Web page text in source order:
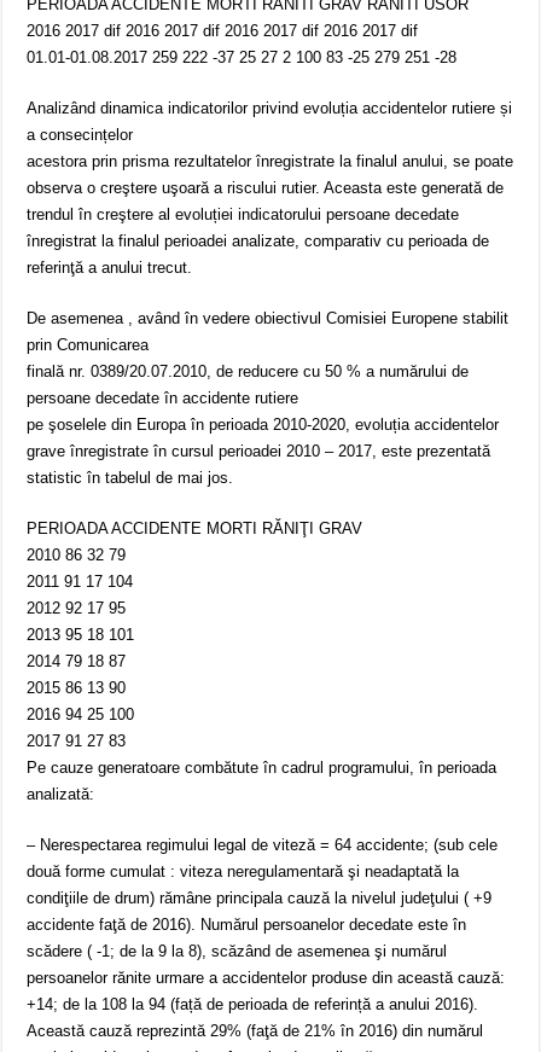
PERIOADA ACCIDENTE MORTI RANITI GRAV RANITI USOR
2016 2017 dif 2016 2017 dif 2016 2017 dif 2016 2017 dif
01.01-01.08.2017 259 222 -37 25 27 2 100 83 -25 279 251 -28
Analizând dinamica indicatorilor privind evoluția accidentelor rutiere și
a consecințelor
acestora prin prisma rezultatelor înregistrate la finalul anului, se poate
observa o creştere uşoară a riscului rutier. Aceasta este generată de
trendul în creştere al evoluției indicatorului persoane decedate
înregistrat la finalul perioadei analizate, comparativ cu perioada de
referinţă a anului trecut.
De asemenea , având în vedere obiectivul Comisiei Europene stabilit
prin Comunicarea
finală nr. 0389/20.07.2010, de reducere cu 50 % a numărului de
persoane decedate în accidente rutiere
pe şoselele din Europa în perioada 2010-2020, evoluția accidentelor
grave înregistrate în cursul perioadei 2010 – 2017, este prezentată
statistic în tabelul de mai jos.
PERIOADA ACCIDENTE MORTI RĂNIŢI GRAV
2010 86 32 79
2011 91 17 104
2012 92 17 95
2013 95 18 101
2014 79 18 87
2015 86 13 90
2016 94 25 100
2017 91 27 83
Pe cauze generatoare combătute în cadrul programului, în perioada
analizată:
– Nerespectarea regimului legal de viteză = 64 accidente; (sub cele
două forme cumulat : viteza neregulamentară şi neadaptată la
condiţiile de drum) rămâne principala cauză la nivelul judeţului ( +9
accidente faţă de 2016). Numărul persoanelor decedate este în
scădere ( -1; de la 9 la 8), scăzând de asemenea şi numărul
persoanelor rănite urmare a accidentelor produse din această cauză:
+14; de la 108 la 94 (față de perioada de referință a anului 2016).
Această cauză reprezintă 29% (faţă de 21% în 2016) din numărul